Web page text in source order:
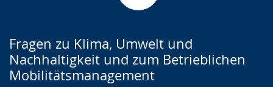
Fragen zu Klima, Umwelt und
Nachhaltigkeit und zum Betrieblichen
Mobilitätsmanagement